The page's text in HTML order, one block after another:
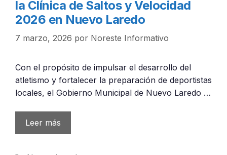
la Clínica de Saltos y Velocidad
2026 en Nuevo Laredo
7 marzo, 2026 por Noreste Informativo
Con el propósito de impulsar el desarrollo del
atletismo y fortalecer la preparación de deportistas
locales, el Gobierno Municipal de Nuevo Laredo …
Leer más